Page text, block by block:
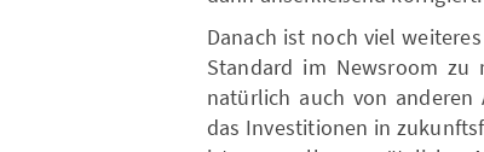
Danach ist noch viel
Standard im Newsroom zu
natürlich auch von
das Investitionen in